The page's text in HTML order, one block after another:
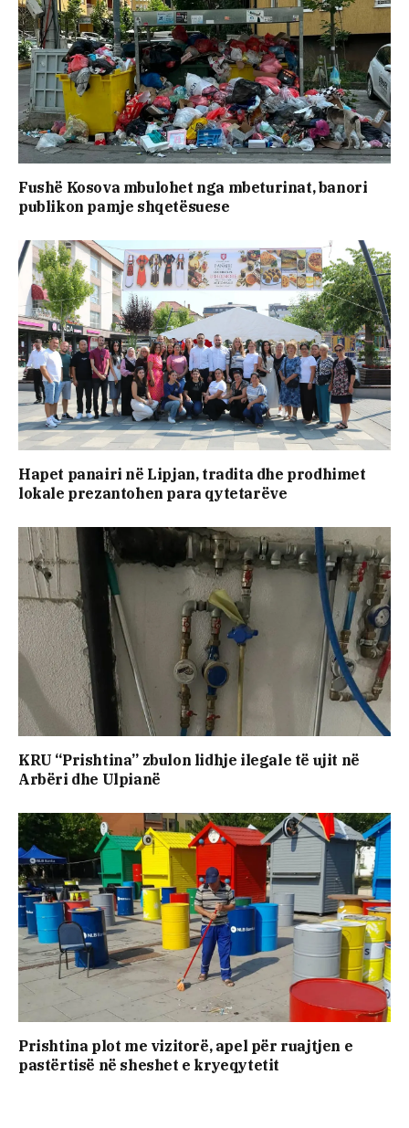
Fushë Kosova mbulohet nga mbeturinat, banori
publikon pamje shqetësuese
Hapet panairi në Lipjan, tradita dhe prodhimet
lokale prezantohen para qytetarëve
KRU “Prishtina” zbulon lidhje ilegale të ujit në
Arbëri dhe Ulpianë
Prishtina plot me vizitorë, apel për ruajtjen e
pastërtisë në sheshet e kryeqytetit